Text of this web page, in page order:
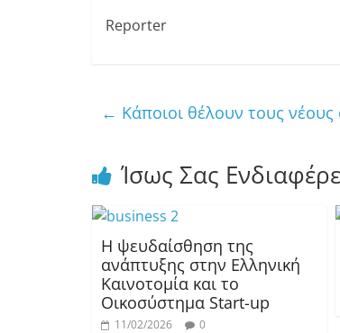
Reporter
← Κάποιοι θέλουν τους
Ίσως Σας
Η ψευδαίσθηση της
ανάπτυξης στην Ελληνική
Καινοτομία και το
Οικοσύστημα Start-up
11/02/2026 0